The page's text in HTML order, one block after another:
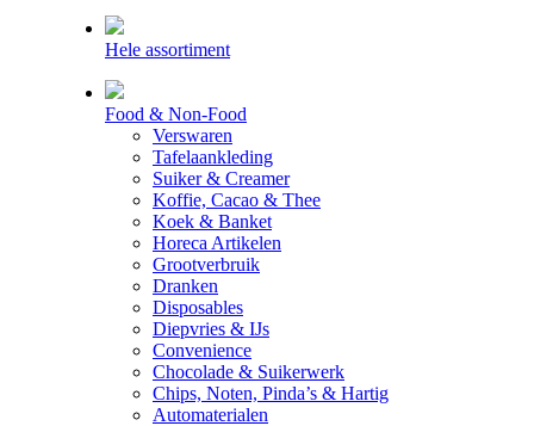
Hele assortiment
Food & Non-Food
Verswaren
Tafelaankleding
Suiker & Creamer
Koffie, Cacao & Thee
Koek & Banket
Horeca Artikelen
Grootverbruik
Dranken
Disposables
Diepvries & IJs
Convenience
Chocolade & Suikerwerk
Chips, Noten, Pinda’s & Hartig
Automaterialen